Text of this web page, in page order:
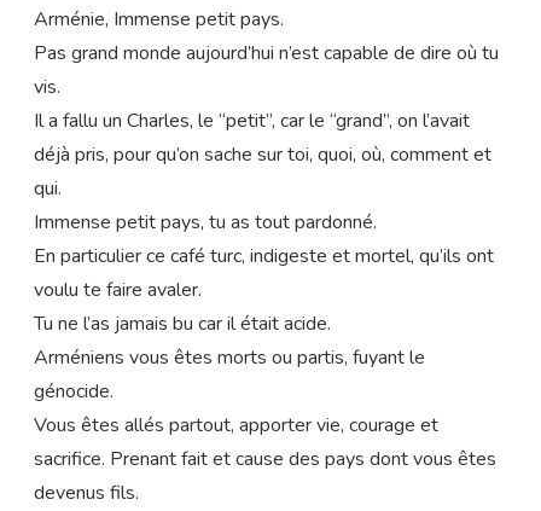
Arménie, Immense petit pays.
Pas grand monde aujourd’hui n’est capable de dire où tu
vis.
Il a fallu un Charles, le “petit”, car le “grand”, on l’avait
déjà pris, pour qu’on sache sur toi, quoi, où, comment et
qui.
Immense petit pays, tu as tout pardonné.
En particulier ce café turc, indigeste et mortel, qu’ils ont
voulu te faire avaler.
Tu ne l’as jamais bu car il était acide.
Arméniens vous êtes morts ou partis, fuyant le
génocide.
Vous êtes allés partout, apporter vie, courage et
sacrifice. Prenant fait et cause des pays dont vous êtes
devenus fils.